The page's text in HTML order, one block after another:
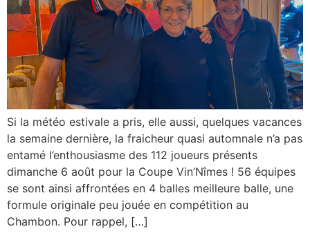
Si la météo estivale a pris, elle aussi, quelques vacances
la semaine dernière, la fraicheur quasi automnale n’a pas
entamé l’enthousiasme des 112 joueurs présents
dimanche 6 août pour la Coupe Vin’Nîmes ! 56 équipes
se sont ainsi affrontées en 4 balles meilleure balle, une
formule originale peu jouée en compétition au
Chambon. Pour rappel, […]